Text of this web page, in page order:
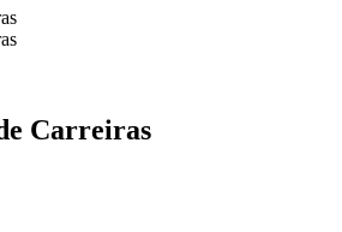
Carreiras